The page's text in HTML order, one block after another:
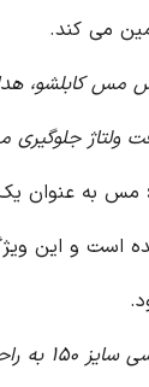
می کند.
کابلشو،
ولتاژ جلوگیری
مس به عنوان یک
است و این
کابلشو